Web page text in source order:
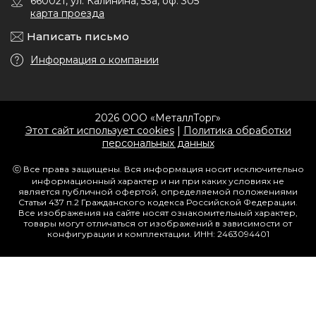
карта проезда
Написать письмо
Информация о компании
2026 ООО «МеталлТорг»
Этот сайт использует cookies| Политика обработки
персональных данных
ⓒ Все права защищены. Вся информация носит исключительно
информационный характер и ни при каких условиях не
является публичной офертой, определяемой положениями
Статьи 437 п.2 Гражданского кодекса Российской Федерации.
Все изображения на сайте носят ознакомительный характер,
товары могут отличаться от изображений в зависимости от
конфигурации и комплектации. ИНН: 2463094401